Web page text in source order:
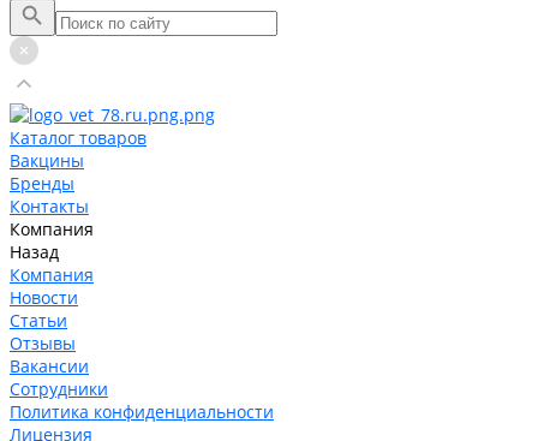
Каталог товаров
Вакцины
Бренды
Контакты
Компания
Назад
Компания
Новости
Статьи
Отзывы
Вакансии
Сотрудники
Политика конфиденциальности
Лицензия